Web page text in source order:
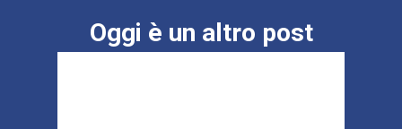
Oggi è un altro post